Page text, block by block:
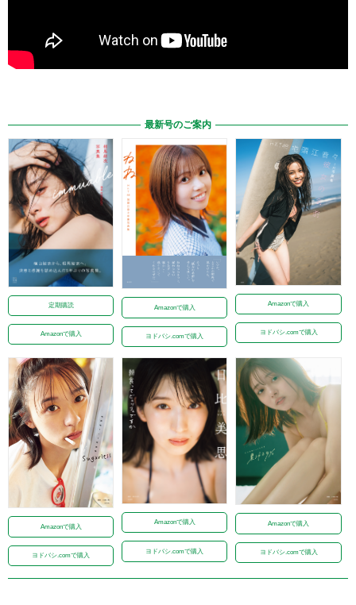
最新号のご案内
定期購読
Amazonで購入
Amazonで購入
ヨドバシ.comで購入
Amazonで購入
ヨドバシ.comで購入
Amazonで購入
ヨドバシ.comで購入
Amazonで購入
ヨドバシ.comで購入
Amazonで購入
ヨドバシ.comで購入